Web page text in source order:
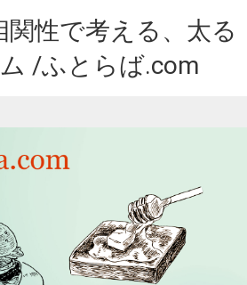
関性で考える、太る
/ふとらば.com